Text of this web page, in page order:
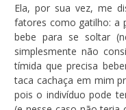
Ela, por sua vez, me
fatores como gatilho: a
bebe para se soltar
simplesmente não
tímida que precisa
taca cachaça em mim
pois o indivíduo pode